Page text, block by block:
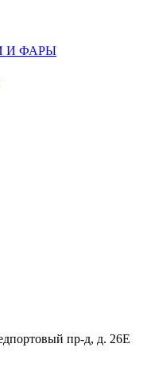
И ФАРЫ
пр-д, д. 26Е